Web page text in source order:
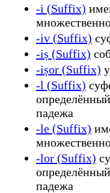
-i (Suffix)
-iv (Suffix)
-iș (Suffix)
-ișor (Suffix)
-l (Suffix)
падежа
-le (Suffix)
-lor (Suffix)
падежа